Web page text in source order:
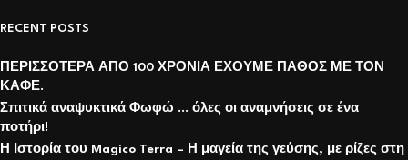
RECENT POSTS
ΠΕΡΙΣΣΟΤΕΡΑ ΑΠΟ 100 ΧΡΟΝΙΑ ΕΧΟΥΜΕ ΠΑΘΟΣ ΜΕ ΤΟΝ
ΚΑΦΕ.
Σπιτικά αναψυκτικά Φωφώ … όλες οι αναμνήσεις σε ένα
ποτήρι!
Η Ιστορία του Magico Terra – Η μαγεία της γεύσης, με ρίζες στη